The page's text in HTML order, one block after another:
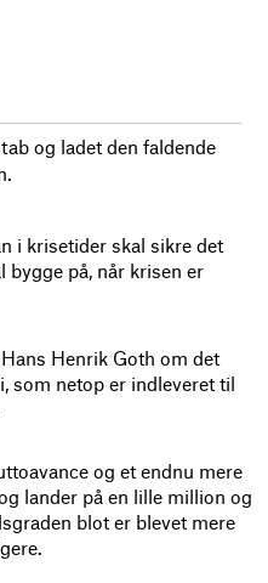
og ladet den faldende
i krisetider skal sikre det
bygge på, når krisen er
Henrik Goth om det
som netop er indleveret til
og et endnu mere
lander på en lille million og
blot er blevet mere